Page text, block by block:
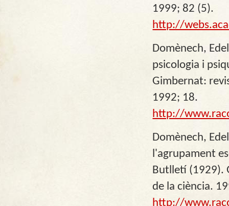
1999; 82 (5).
http://
Domènech,
psicologia i
Gimbernat:
1992; 18.
http://
Domènech,
l'agrupament
Butlletí (1929).
de la ciència.
http://